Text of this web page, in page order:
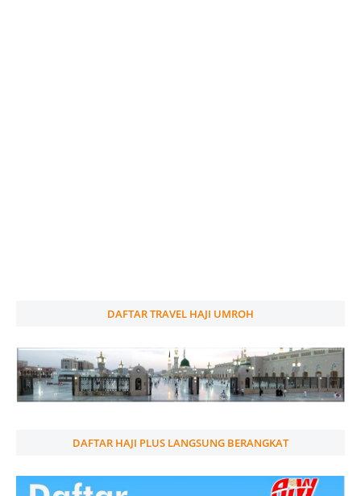
DAFTAR TRAVEL HAJI UMROH
DAFTAR HAJI PLUS LANGSUNG BERANGKAT